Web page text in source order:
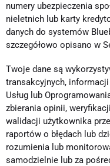
numery ubezpieczenia
nieletnich lub karty
danych do systemów
szczegółowo opisano w
Twoje dane są
transakcyjnych,
Usług lub
zbierania opinii,
walidacji użytkownika
raportów o błędach lub
rozumienia lub
samodzielnie lub za